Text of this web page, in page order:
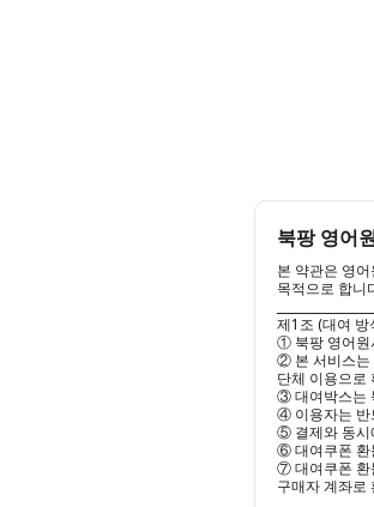
북팡 영어
본 약관은 영
목적으로 합니
제1조 (대여 방
① 북팡 영어원
② 본 서비스는
단체 이용으로
③ 대여박스는
④ 이용자는 반
⑤ 결제와 동시
⑥ 대여쿠폰 환
⑦ 대여쿠폰 환
구매자 계좌로